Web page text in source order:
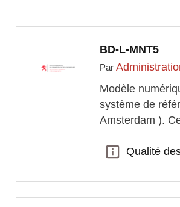
BD-L-MNT5
Par
Modèle
système de
Amsterdam ).
Qualité des
Qualité